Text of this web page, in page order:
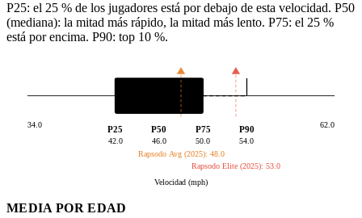
P25: el 25 % de los jugadores está por debajo de esta velocidad. P50
(mediana): la mitad más rápido, la mitad más lento. P75: el 25 %
está por encima. P90: top 10 %.
34.0 62.0
P25
42.0
P50
46.0
P75
50.0
P90
54.0
Rapsodo Avg (2025): 48.0
Rapsodo Elite (2025): 53.0
Velocidad (mph)
MEDIA POR EDAD